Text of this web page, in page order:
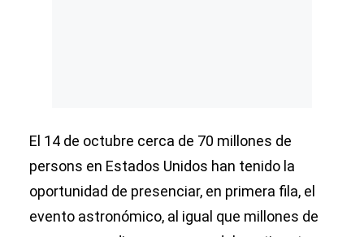
El 14 de octubre cerca de 70 millones de
persons en Estados Unidos han tenido la
oportunidad de presenciar, en primera fila, el
evento astronómico, al igual que millones de